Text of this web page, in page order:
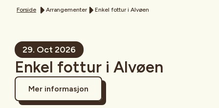
Forside Arrangementer Enkel fottur i Alvøen
29. Oct 2026
Enkel fottur i Alvøen
Mer informasjon